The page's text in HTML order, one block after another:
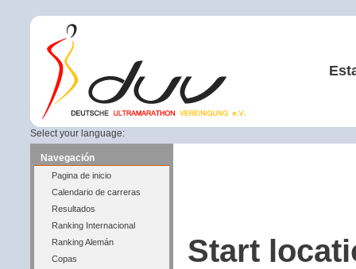
Select your language:
Navegación
Pagina de inicio
Calendario de carreras
Resultados
Ranking Internacional
Ranking Alemán
Copas
Start